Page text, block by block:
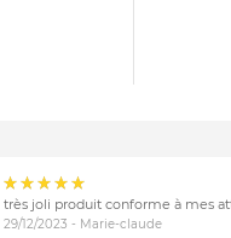
très joli produit conforme à mes
29/12/2023 - Marie-claude